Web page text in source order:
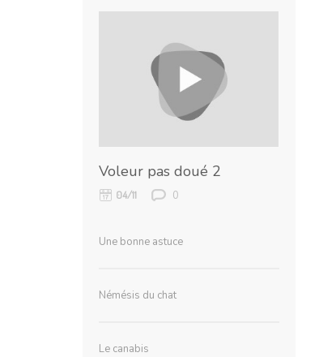
Voleur pas doué 2
04/11 0
Une bonne astuce
Némésis du chat
Le canabis